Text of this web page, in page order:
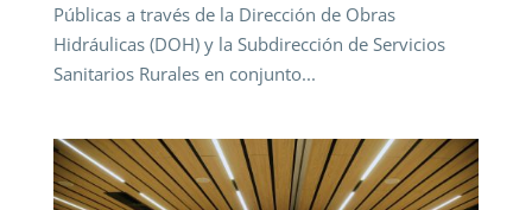
Públicas a través de la Dirección de Obras
Hidráulicas (DOH) y la Subdirección de Servicios
Sanitarios Rurales en conjunto...